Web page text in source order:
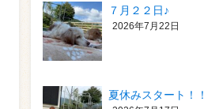
７月２２日♪
2026年7月22日
夏休みスタート！！